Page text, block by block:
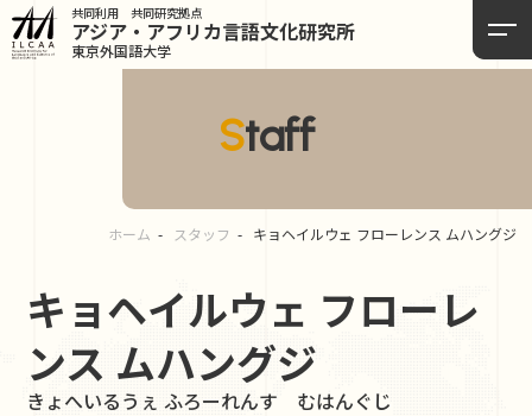
共同利用 共同研究拠点
アジア・アフリカ言語文化研究所
東京外国語大学
Staff
ホーム スタッフ キョヘイルウェ フローレンス ムハングジ
キョヘイルウェ フローレ
ンス ムハングジ
きょへいるうぇ ふろーれんす むはんぐじ